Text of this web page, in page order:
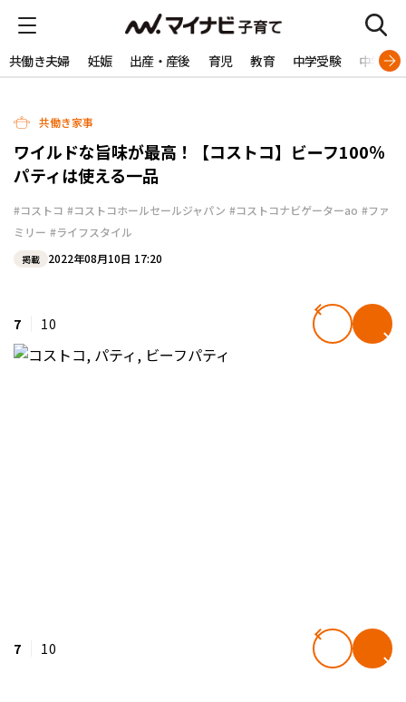
共働き夫婦 妊娠 出産・産後 育児 教育 中学受験 中学生
共働き家事
ワイルドな旨味が最高！【コストコ】ビーフ100％
パティは使える一品
#コストコ #コストコホールセールジャパン #コストコナビゲーターao #ファ
ミリー #ライフスタイル
掲載 2022年08月10日 17:20
7 10
7 10